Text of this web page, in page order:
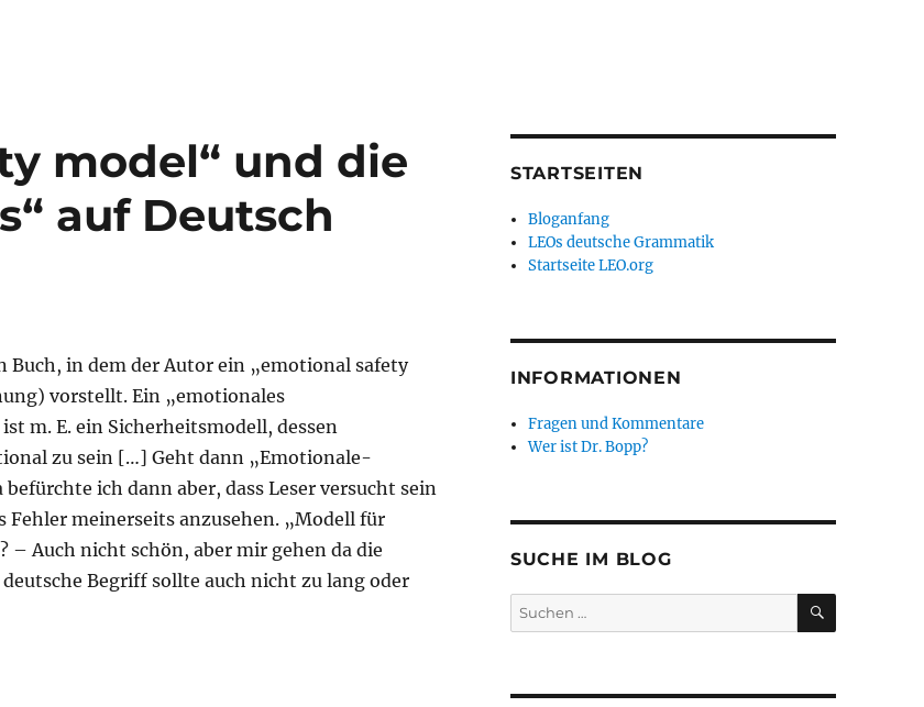
model“ und die
auf Deutsch
Buch, in dem der Autor ein „emotional safety
vorstellt. Ein „emotionales
m. E. ein Sicherheitsmodell, dessen
zu sein […] Geht dann „Emotionale-
ich dann aber, dass Leser versucht sein
Fehler meinerseits anzusehen. „Modell für
– Auch nicht schön, aber mir gehen da die
Begriff sollte auch nicht zu lang oder
STARTSEITEN
Bloganfang
LEOs deutsche Grammatik
Startseite LEO.org
INFORMATIONEN
Fragen und Kommentare
Wer ist Dr. Bopp?
SUCHE IM BLOG
Suchen
nach:
SUCHEN